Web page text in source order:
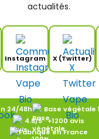
actualités.
Instagram X (Twitter)
24/48h
Base végétale
4.6/5 · +1200 avis